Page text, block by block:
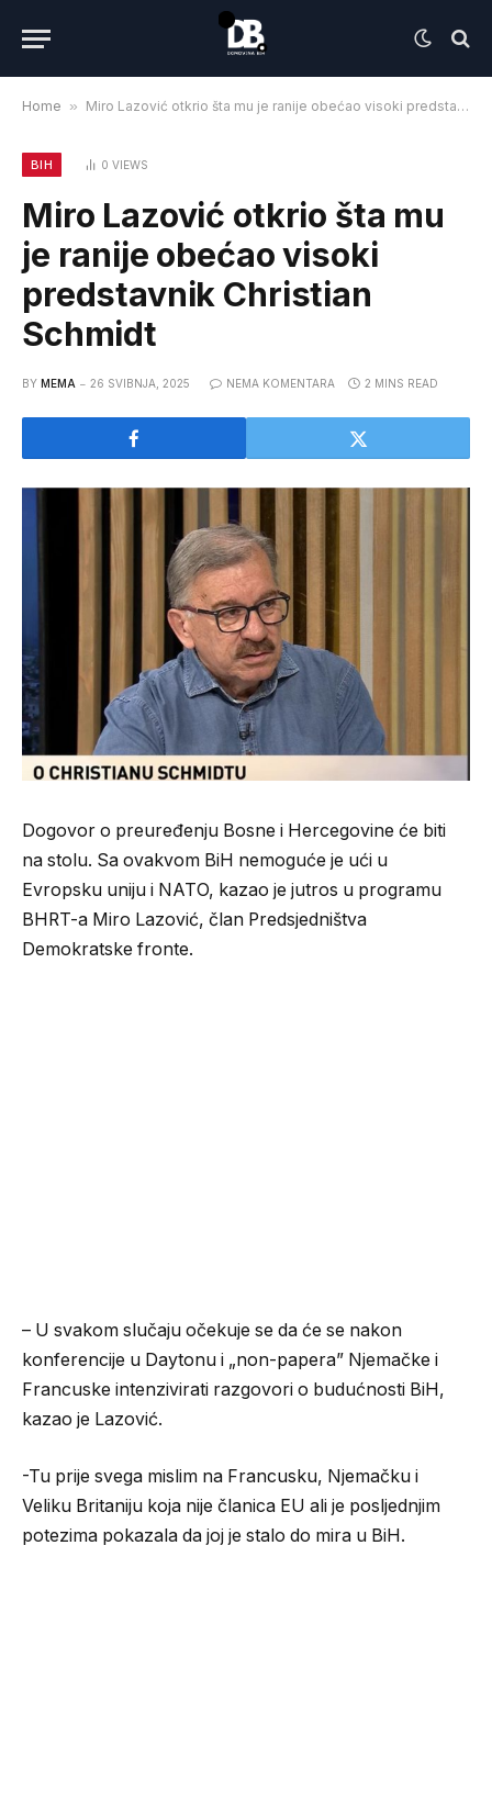
Home » Miro Lazović otkrio šta mu je ranije obećao visoki predstavnik Christian Schmidt
BIH 0 VIEWS
Miro Lazović otkrio šta mu
je ranije obećao visoki
predstavnik Christian
Schmidt
BY MEMA 26 SVIBNJA, 2025 NEMA KOMENTARA 2 MINS READ
Dogovor o preuređenju Bosne i Hercegovine će biti
na stolu. Sa ovakvom BiH nemoguće je ući u
Evropsku uniju i NATO, kazao je jutros u programu
BHRT-a Miro Lazović, član Predsjedništva
Demokratske fronte.
– U svakom slučaju očekuje se da će se nakon
konferencije u Daytonu i „non-papera” Njemačke i
Francuske intenzivirati razgovori o budućnosti BiH,
kazao je Lazović.
-Tu prije svega mislim na Francusku, Njemačku i
Veliku Britaniju koja nije članica EU ali je posljednjim
potezima pokazala da joj je stalo do mira u BiH.